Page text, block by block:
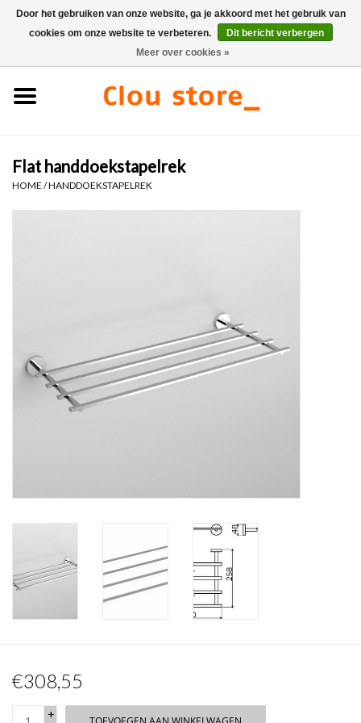
0 Artikelen - €0,00
Fonteinsets
Fonteinen
Flat handdoekstapelrek
HOME /HANDDOEKSTAPELREK
€308,55
+
Door het gebruiken van onze website, ga je akkoord met het gebruik van
cookies om onze website te verbeteren.
Dit bericht verbergen
Meer over cookies »